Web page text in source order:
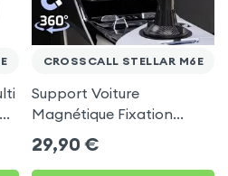
CROSSCALL STELLAR M6E
Support Voiture
Magnétique Fixation
Porte-gobelet pour
Crosscall Stellar M6E
29,90 €